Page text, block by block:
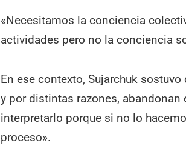
«Necesitamos la conciencia
actividades pero no la conciencia
En ese contexto, Sujarchuk
y por distintas razones,
interpretarlo porque si no lo
proceso».